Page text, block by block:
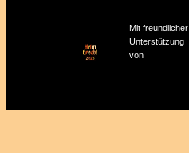
Mit freundlicher
Unterstützung
von